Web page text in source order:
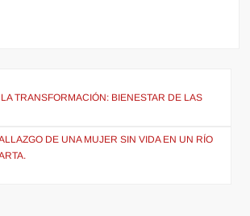
TRANSFORMACIÓN: BIENESTAR DE LAS
DE UNA MUJER SIN VIDA EN UN RÍO